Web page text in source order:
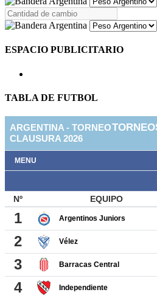
ESPACIO PUBLICITARIO
TABLA DE FUTBOL